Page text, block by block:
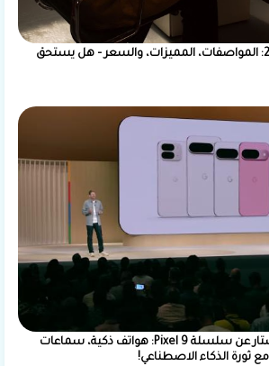
Mac Studio الجديد 2025: المواصفات، المميزات، والسعر – هل يستحق
مؤتمر غوغل يكشف الستار عن سلسلة Pixel 9: هواتف ذكية، سماعات
ثورة الذكاء الاصطناعي!